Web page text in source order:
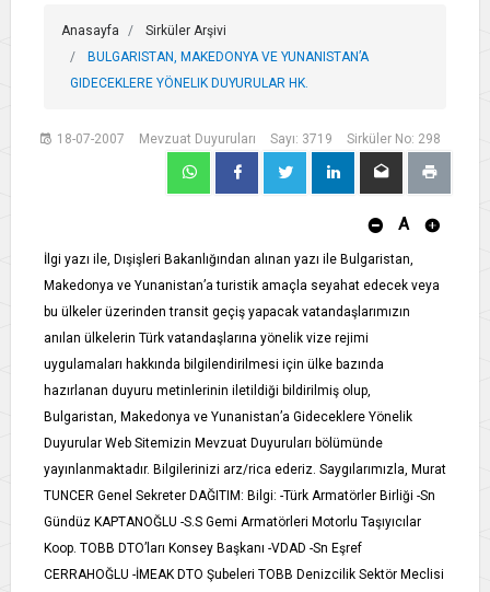
Anasayfa
Sirküler Arşivi
BULGARISTAN, MAKEDONYA VE YUNANISTAN’A
GIDECEKLERE YÖNELIK DUYURULAR HK.
18-07-2007 Mevzuat Duyuruları Sayı: 3719 Sirküler No: 298
A
İlgi yazı ile, Dışişleri Bakanlığından alınan yazı ile Bulgaristan,
Makedonya ve Yunanistan’a turistik amaçla seyahat edecek veya
bu ülkeler üzerinden transit geçiş yapacak vatandaşlarımızın
anılan ülkelerin Türk vatandaşlarına yönelik vize rejimi
uygulamaları hakkında bilgilendirilmesi için ülke bazında
hazırlanan duyuru metinlerinin iletildiği bildirilmiş olup,
Bulgaristan, Makedonya ve Yunanistan’a Gideceklere Yönelik
Duyurular Web Sitemizin Mevzuat Duyuruları bölümünde
yayınlanmaktadır. Bilgilerinizi arz/rica ederiz. Saygılarımızla, Murat
TUNCER Genel Sekreter DAĞITIM: Bilgi: -Türk Armatörler Birliği -Sn
Gündüz KAPTANOĞLU -S.S Gemi Armatörleri Motorlu Taşıyıcılar
Koop. TOBB DTO’ları Konsey Başkanı -VDAD -Sn Eşref
CERRAHOĞLU -İMEAK DTO Şubeleri TOBB Denizcilik Sektör Meclisi